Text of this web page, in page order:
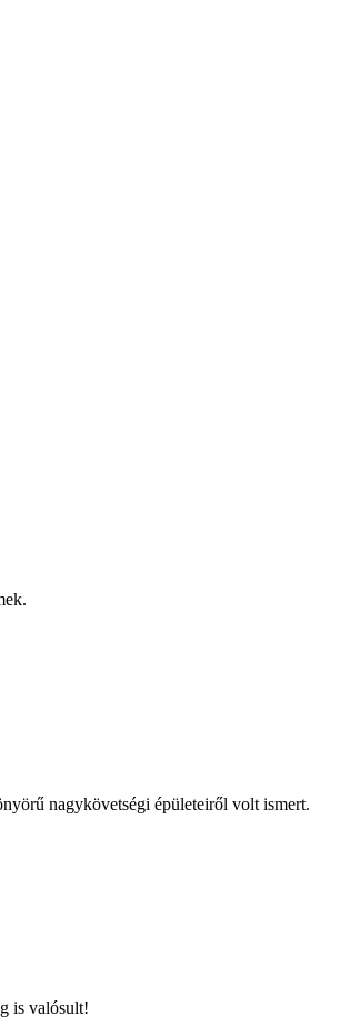
nagykövetségi épületeiről volt ismert.
is valósult!